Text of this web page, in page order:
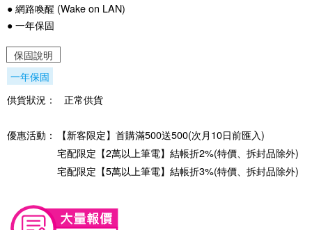
● 網路喚醒 (Wake on LAN)
● 一年保固
保固說明
一年保固
供貨狀況：
正常供貨
優惠活動：
【新客限定】首購滿500送500(次月10日前匯入)
宅配限定【2萬以上筆電】結帳折2%(特價、拆封品除外)
宅配限定【5萬以上筆電】結帳折3%(特價、拆封品除外)